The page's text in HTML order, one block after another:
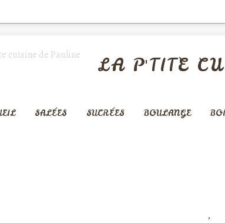
LA P'TITE
SALÉES SUCRÉES BOULANGE
,